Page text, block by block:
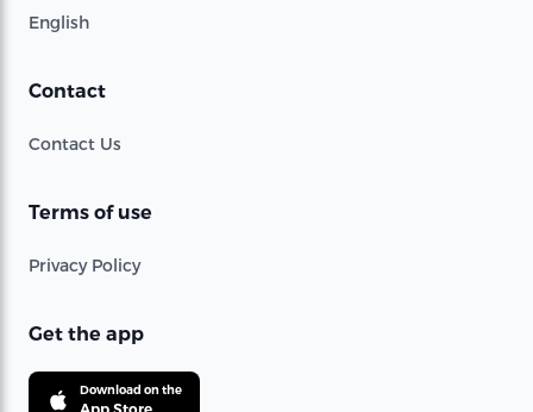
English
Contact
Contact Us
Terms of use
Privacy Policy
Get the app
Download on the